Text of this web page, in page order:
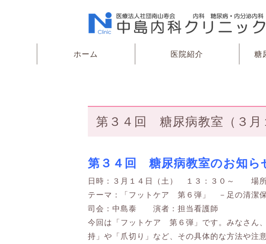
ホーム 医院紹介 糖
第３４回 糖尿病教室（３月
第３４回 糖尿病教室のお知ら
日時：３月１４日（土） １３：３０～ 場所
テーマ：「フットケア 第６弾」 －足の清
司会：中島泰 演者：担当看護師
今回は「フットケア 第６弾」です。みなさん
持」や「爪切り」など、その具体的な方法や注